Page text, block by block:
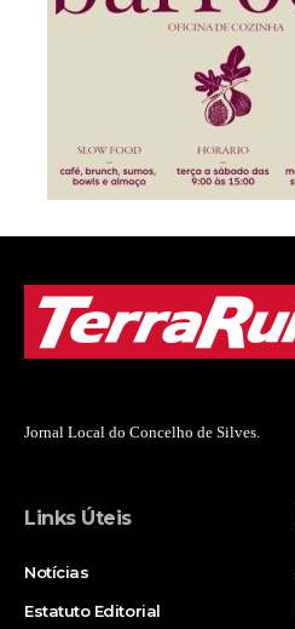
Jornal Local do Concelho de Silves.
Links Úteis
Notícias
Estatuto Editorial